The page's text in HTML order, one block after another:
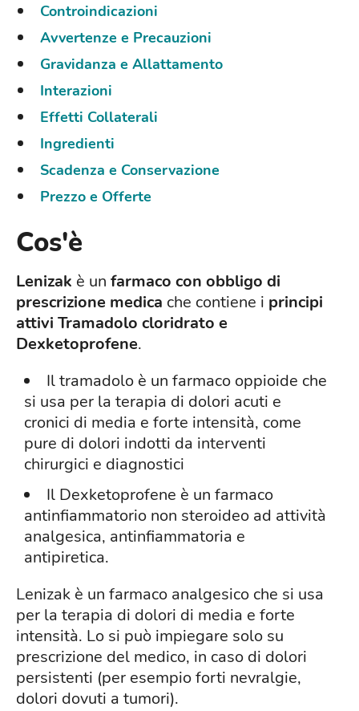
Controindicazioni
Avvertenze e Precauzioni
Gravidanza e Allattamento
Interazioni
Effetti Collaterali
Ingredienti
Scadenza e Conservazione
Prezzo e Offerte
Cos'è
Lenizak è un farmaco con obbligo di
prescrizione medica che contiene i principi
attivi Tramadolo cloridrato e
Dexketoprofene.
Il tramadolo è un farmaco oppioide che
si usa per la terapia di dolori acuti e
cronici di media e forte intensità, come
pure di dolori indotti da interventi
chirurgici e diagnostici
Il Dexketoprofene è un farmaco
antinfiammatorio non steroideo ad attività
analgesica, antinfiammatoria e
antipiretica.
Lenizak è un farmaco analgesico che si usa
per la terapia di dolori di media e forte
intensità. Lo si può impiegare solo su
prescrizione del medico, in caso di dolori
persistenti (per esempio forti nevralgie,
dolori dovuti a tumori).